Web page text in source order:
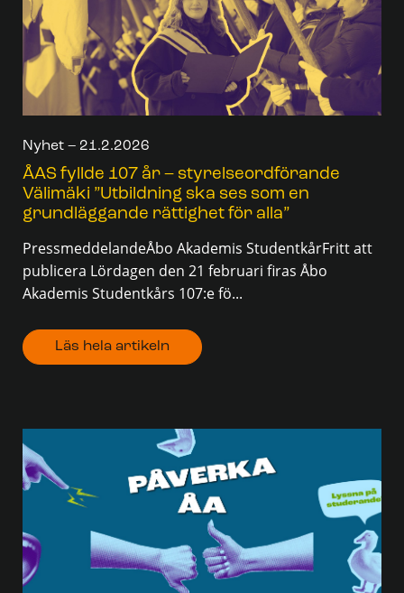
Nyhet – 21.2.2026
ÅAS fyllde 107 år – styrelseordförande
Välimäki ”Utbildning ska ses som en
grundläggande rättighet för alla”
PressmeddelandeÅbo Akademis StudentkårFritt att
publicera Lördagen den 21 februari firas Åbo
Akademis Studentkårs 107:e fö...
Läs hela artikeln